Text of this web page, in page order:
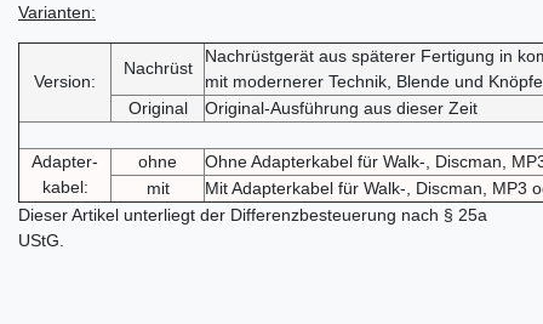
Varianten:
Version:
Nachrüst
Nachrüstgerät aus späterer Fertigung in
mit modernerer Technik, Blende und
Original
Original-Ausführung aus dieser Zeit
Adapter-
kabel:
ohne
Ohne Adapterkabel für Walk-, Discman,
mit
Mit Adapterkabel für Walk-, Discman, MP3
Dieser Artikel unterliegt der Differenzbesteuerung nach § 25a
UStG.